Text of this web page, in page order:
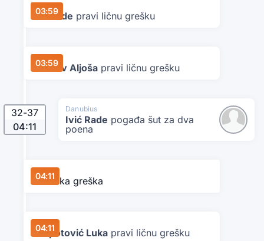
03:59
Danubius
Ivić Rade pravi ličnu grešku
03:59
Danubius
Milošev Aljoša pravi ličnu grešku
Danubius
Ivić Rade pogađa šut za dva
poena
32-37
04:11
04:11
Star
Tehnička greška
04:11
Star
Despotović Luka pravi ličnu grešku